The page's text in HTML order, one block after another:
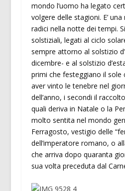
mondo l’uomo ha legato
volgere delle stagioni. E’
radici nella notte dei tempi.
solstiziali, legati al ciclo
sempre attorno al solstizio
dicembre- e al solstizio
primi che festeggiano il sole
aver vinto le tenebre nel
dell’anno, i secondi il
quali deriva in Natale o la
molto sentita nel mondo
Ferragosto, vestigio delle
dell’imperatore romano, o
che arriva dopo quaranta
sua volta preceduta dal